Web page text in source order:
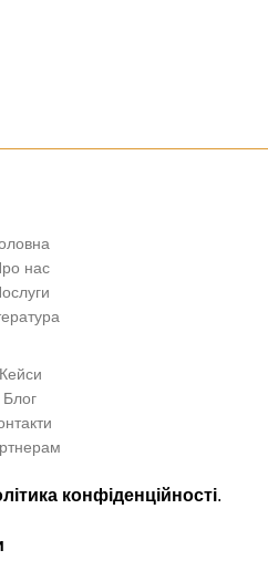
нас
Кейси
Блог
конфіденційності.